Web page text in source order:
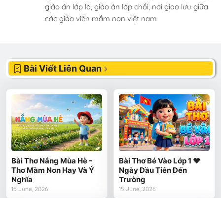
giáo án lớp lá, giáo án lớp chồi, nơi giao lưu giữa
các giáo viên mầm non việt nam
Bài Viết Liên Quan
Bài Thơ Nắng Mùa Hè -
Thơ Mầm Non Hay Và Ý
Nghĩa
15 June, 2026
Bài Thơ Bé Vào Lớp 1 ❤️
Ngày Đầu Tiên Đến
Trường
15 June, 2026